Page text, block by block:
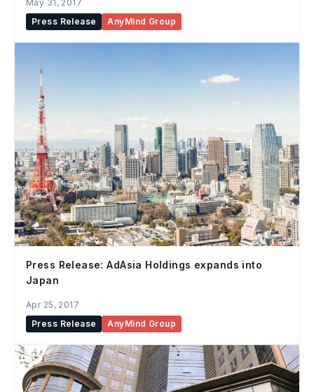
May 31, 2017
Press Release
AnyMind Group
Press Release: AdAsia Holdings expands into
Japan
Apr 25, 2017
Press Release
AnyMind Group